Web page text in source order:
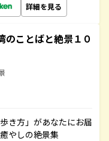
詳細を見る
のことばと絶景１０
き方」があなたにお届
やしの絶景集